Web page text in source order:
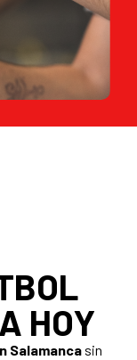
HOY
Salamanca sin